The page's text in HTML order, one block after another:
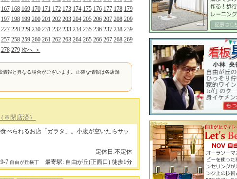
167 168 169 170 171 172 173 174 175 176 177 178 179
197 198 199 200 201 202 203 204 205 206 207 208 209
227 228 229 230 231 232 233 234 235 236 237 238 239
257 258 259 260 261 262 263 264 265 266 267 268 269
278 279 次へ ＞
報と異なる場合がございます。正確な情報は各店舗
（※閉店済）
べられるお店「ガラタ」。小腹が空いたらサッ
定休日:不定休
7 自由が丘横丁 最寄駅: 自由が丘(正面口) 徒歩1分